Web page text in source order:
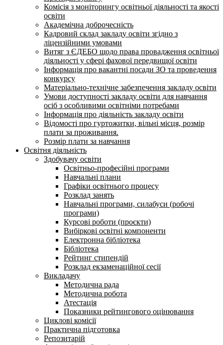
Комісія з моніторингу освітньої діяльності та якості
освіти
Академічна доброчесність
Кадровий склад закладу освіти згідно з
ліцензійними умовами
Витяг з ЄДЕБО щодо права провадження освітньої
діяльності у сфері фахової передвищої освіти
Інформація про вакантні посади ЗО та проведення
конкурсу
Матеріально-технічне забезпечення закладу освіти
Умови доступності закладу освіти для навчання
осіб з особливими освітніми потребами
Інформація про діяльність закладу освіти
Відомості про гуртожитки, вільні місця, розмір
плати за проживання.
Розмір плати за навчання
Освітня діяльність
Здобувачу освіти
Освітньо-професійні програми
Навчальні плани
Графіки освітнього процесу
Розклад занять
Навчальні програми, силабуси (робочі
програми)
Курсові роботи (проєкти)
Вибіркові освітні компоненти
Електронна бібліотека
Бібліотека
Рейтинг стипендій
Розклад екзаменаційної сесії
Викладачу
Методична рада
Методична робота
Атестація
Показники рейтингового оцінювання
Циклові комісії
Практична підготовка
Репозитарій